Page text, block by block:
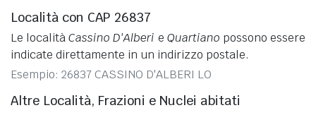
Località con CAP 26837
Le localitàCassino D'Alberi e Quartiano possono essere
indicate direttamente in un indirizzo postale.
Esempio: 26837 CASSINO D'ALBERI LO
Altre Località, Frazioni e Nuclei abitati